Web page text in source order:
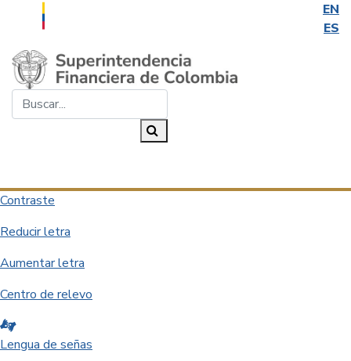
EN
ES
Saltar al contenido principal
Contraste
Reducir letra
Aumentar letra
Centro de relevo
Lengua de señas